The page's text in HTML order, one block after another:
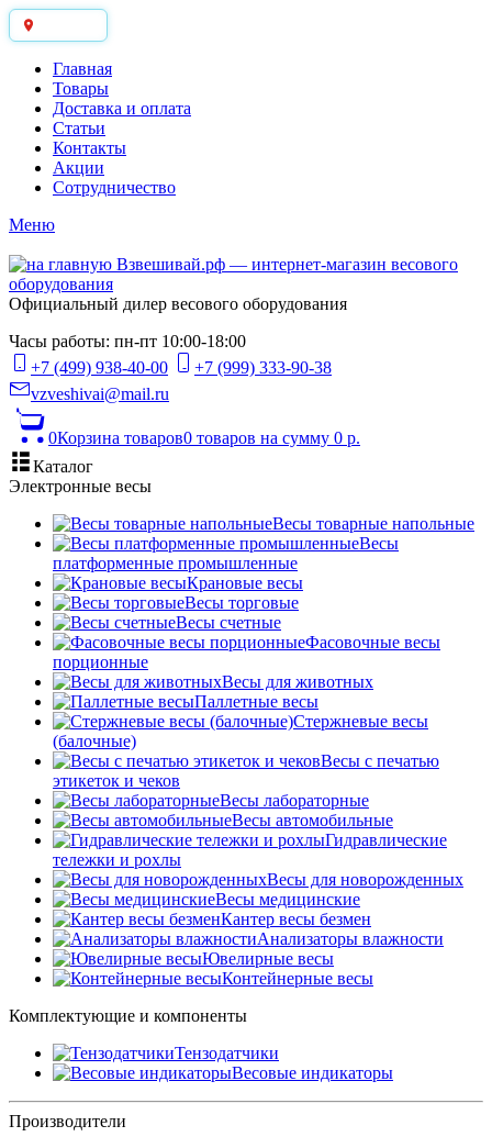
Главная
Товары
Доставка и оплата
Статьи
Контакты
Акции
Сотрудничество
Меню
Официальный дилер весового оборудования
Часы работы: пн-пт 10:00-18:00
+7 (499) 938-40-00
+7 (999) 333-90-38
vzveshivai@mail.ru
0Корзина товаров0 товаров на сумму 0 р.
Каталог
Электронные весы
Весы товарные напольные
Весы
платформенные промышленные
Крановые весы
Весы торговые
Весы счетные
Фасовочные весы
порционные
Весы для животных
Паллетные весы
Стержневые весы
(балочные)
Весы c печатью
этикеток и чеков
Весы лабораторные
Весы автомобильные
Гидравлические
тележки и рохлы
Весы для новорожденных
Весы медицинские
Кантер весы безмен
Анализаторы влажности
Ювелирные весы
Контейнерные весы
Комплектующие и компоненты
Тензодатчики
Весовые индикаторы
Производители